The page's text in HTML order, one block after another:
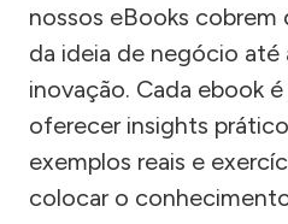
nossos eBooks
da ideia de negócio até
inovação. Cada ebook
oferecer insights
exemplos reais e
colocar o